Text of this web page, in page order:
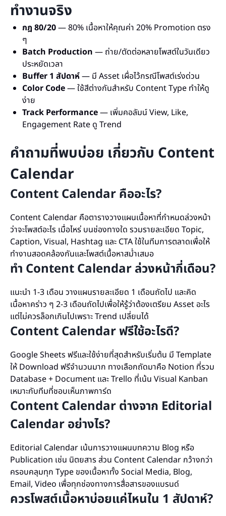
ทำงานจริง
กฎ 80/20— 80% เนื้อหาให้คุณค่า 20% Promotion ตรง
ๆ
Batch Production — ถ่าย/ตัดต่อหลายโพสต์ในวันเดียว
ประหยัดเวลา
Buffer 1 สัปดาห์— มี Asset เผื่อไว้กรณีโพสต์เร่งด่วน
Color Code— ใช้สีต่างกันสำหรับ Content Type ทำให้ดู
ง่าย
Track Performance— เพิ่มคอลัมน์ View, Like,
Engagement Rate ดู Trend
คำถามที่พบบ่อย เกี่ยวกับ Content
Calendar
Content Calendar คืออะไร?
Content Calendar คือตารางวางแผนเนื้อหาที่กำหนดล่วงหน้า
ว่าจะโพสต์อะไร เมื่อไหร่ บนช่องทางใด รวมรายละเอียด Topic,
Caption, Visual, Hashtag และ CTA ใช้ในทีมการตลาดเพื่อให้
ทำงานสอดคล้องกันและโพสต์เนื้อหาสม่ำเสมอ
ทำ Content Calendar ล่วงหน้ากี่เดือน?
แนะนำ 1-3 เดือน วางแผนรายละเอียด 1 เดือนถัดไป และคิด
เนื้อหาคร่าว ๆ 2-3 เดือนถัดไปเพื่อให้รู้ว่าต้องเตรียม Asset อะไร
แต่ไม่ควรล็อกเกินไปเพราะ Trend เปลี่ยนได้
Content Calendar ฟรีใช้อะไรดี?
Google Sheets ฟรีและใช้ง่ายที่สุดสำหรับเริ่มต้น มี Template
ให้ Download ฟรีจำนวนมาก ทางเลือกถัดมาคือ Notion ที่รวม
Database + Document และ Trello ที่เน้น Visual Kanban
เหมาะกับทีมที่ชอบเห็นภาพการ์ด
Content Calendar ต่างจาก Editorial
Calendar อย่างไร?
Editorial Calendar เน้นการวางแผนบทความ Blog หรือ
Publication เช่น นิตยสาร ส่วน Content Calendar กว้างกว่า
ครอบคลุมทุก Type ของเนื้อหาทั้ง Social Media, Blog,
Email, Video เพื่อทุกช่องทางการสื่อสารของแบรนด์
ควรโพสต์เนื้อหาบ่อยแค่ไหนใน 1 สัปดาห์?